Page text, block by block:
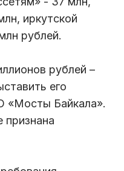
иркутской
рублей.
рублей –
его
«Мосты Байкала».
признана